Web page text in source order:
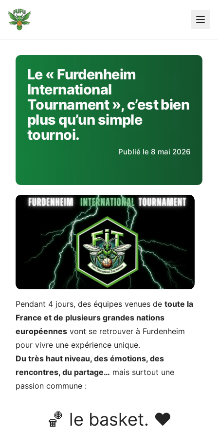
content
Le « Furdenheim
International
Tournament », c’est bien
plus qu’un simple
tournoi.
Publié le 8 mai 2026
Pendant 4 jours, des équipes venues de toute la
France et de plusieurs grandes nations
européennes vont se retrouver à Furdenheim
pour vivre une expérience unique.
Du très haut niveau, des émotions, des
rencontres, du partage… mais surtout une
passion commune :
🏀 le basket. ❤️